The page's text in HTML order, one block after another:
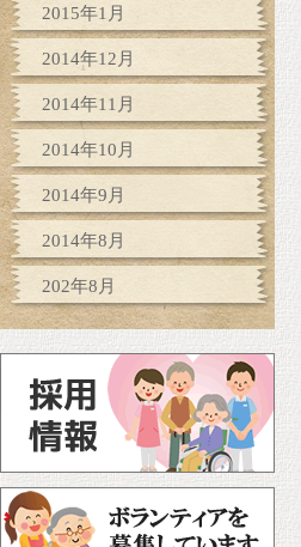
2015年1月
2014年12月
2014年11月
2014年10月
2014年9月
2014年8月
202年8月